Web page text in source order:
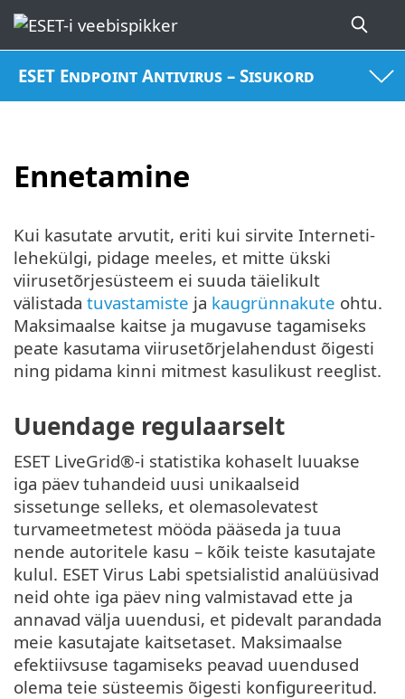
ESET Endpoint Antivirus – Sisukord
Ennetamine
Kui kasutate arvutit, eriti kui sirvite Interneti-
lehekülgi, pidage meeles, et mitte ükski
viirusetõrjesüsteem ei suuda täielikult
välistada tuvastamiste ja kaugrünnakute ohtu.
Maksimaalse kaitse ja mugavuse tagamiseks
peate kasutama viirusetõrjelahendust õigesti
ning pidama kinni mitmest kasulikust reeglist.
Uuendage regulaarselt
ESET LiveGrid®-i statistika kohaselt luuakse
iga päev tuhandeid uusi unikaalseid
sissetunge selleks, et olemasolevatest
turvameetmetest mööda pääseda ja tuua
nende autoritele kasu – kõik teiste kasutajate
kulul. ESET Virus Labi spetsialistid analüüsivad
neid ohte iga päev ning valmistavad ette ja
annavad välja uuendusi, et pidevalt parandada
meie kasutajate kaitsetaset. Maksimaalse
efektiivsuse tagamiseks peavad uuendused
olema teie süsteemis õigesti konfigureeritud.